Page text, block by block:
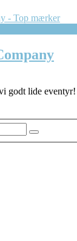
godt lide